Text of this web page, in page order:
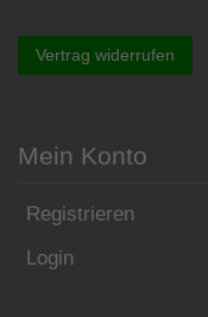
Vertrag widerrufen
Mein Konto
Registrieren
Login